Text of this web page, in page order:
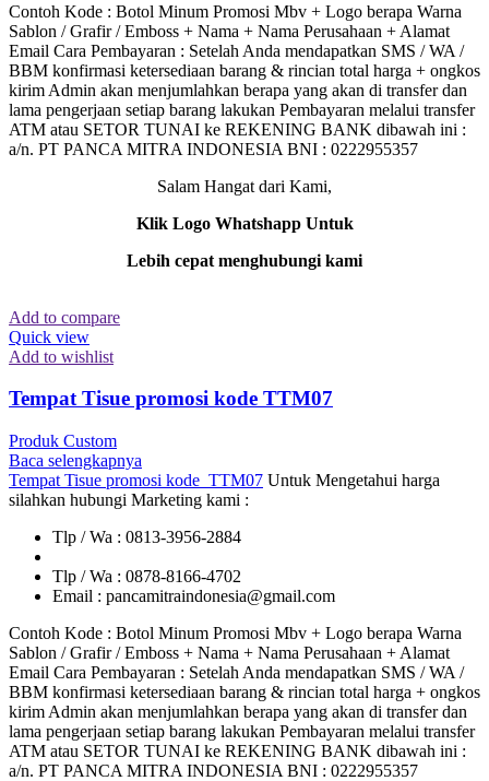
Contoh Kode : Botol Minum Promosi Mbv + Logo berapa Warna
Sablon / Grafir / Emboss + Nama + Nama Perusahaan + Alamat
Email Cara Pembayaran : Setelah Anda mendapatkan SMS / WA /
BBM konfirmasi ketersediaan barang & rincian total harga + ongkos
kirim Admin akan menjumlahkan berapa yang akan di transfer dan
lama pengerjaan setiap barang lakukan Pembayaran melalui transfer
ATM atau SETOR TUNAI ke REKENING BANK dibawah ini :
a/n. PT PANCA MITRA INDONESIA BNI : 0222955357
Salam Hangat dari Kami,
Klik Logo Whatshapp Untuk
Lebih cepat menghubungi kami
Add to compare
Quick view
Add to wishlist
Tempat Tisue promosi kode TTM07
Produk Custom
Baca selengkapnya
Tempat Tisue promosi kode TTM07 Untuk Mengetahui harga
silahkan hubungi Marketing kami :
Tlp / Wa : 0813-3956-2884
Tlp / Wa : 0878-8166-4702
Email : pancamitraindonesia@gmail.com
Contoh Kode : Botol Minum Promosi Mbv + Logo berapa Warna
Sablon / Grafir / Emboss + Nama + Nama Perusahaan + Alamat
Email Cara Pembayaran : Setelah Anda mendapatkan SMS / WA /
BBM konfirmasi ketersediaan barang & rincian total harga + ongkos
kirim Admin akan menjumlahkan berapa yang akan di transfer dan
lama pengerjaan setiap barang lakukan Pembayaran melalui transfer
ATM atau SETOR TUNAI ke REKENING BANK dibawah ini :
a/n. PT PANCA MITRA INDONESIA BNI : 0222955357